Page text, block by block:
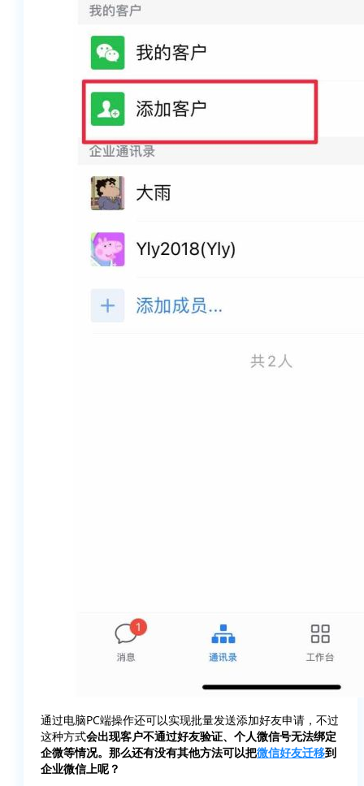
通过电脑PC端操作还可以实现批量发送添加好友申请，不过
这种方式会出现客户不通过好友验证、个人微信号无法绑定
企微等情况。那么还有没有其他方法可以把微信好友迁移到
企业微信上呢？